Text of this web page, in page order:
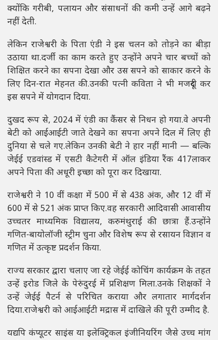
क्योंकि गरीबी, पलायन और संसाधनों की कमी उन्हें आगे बढ़ने
नहीं देती.
लेकिन राजेश्वरी के पिता एंडी ने इस चलन को तोड़ने का बीड़ा
उठाया था.दर्जी का काम करते हुए उन्होंने अपने चार बच्चों को
शिक्षित करने का सपना देखा और उस सपने को साकार करने के
लिए दिन-रात मेहनत की.उनकी पत्नी कविता ने भी मजदूरी कर
इस सपने में योगदान दिया.
दुखद रूप से, 2024 में एंडी का कैंसर से निधन हो गया.वे अपनी
बेटी को आईआईटी जाते देखने का सपना अपने दिल में लिए ही
दुनिया से चले गए.लेकिन उनकी बेटी ने हार नहीं मानी — बल्कि
जेईई एडवांस्ड में एसटी कैटेगरी में ऑल इंडिया रैंक 417लाकर
अपने पिता की अधूरी इच्छा को पूरा कर दिखाया.
राजेश्वरी ने 10 वीं कक्षा में 500 में से 438 अंक, और 12 वीं में
600 में से 521 अंक प्राप्त किए.वह सरकारी आदिवासी आवासीय
उच्चतर माध्यमिक विद्यालय, करुमंथुराई की छात्रा हैं.उन्होंने
गणित-बायोलॉजी स्ट्रीम चुना और विशेष रूप से रसायन विज्ञान व
गणित में उत्कृष्ट प्रदर्शन किया.
राज्य सरकार द्वारा चलाए जा रहे जेईई कोचिंग कार्यक्रम के तहत
उन्हें इरोड जिले के पेरुंदुरई में प्रशिक्षण मिला.उनके शिक्षकों ने
उन्हें जेईई पैटर्न से परिचित कराया और लगातार मार्गदर्शन
दिया.राजेश्वरी को आईआईटी मद्रास में दाखिले की पूरी उम्मीद है.
यद्यपि कंप्यूटर साइंस या इलेक्ट्रिकल इंजीनियरिंग जैसे उच्च मांग